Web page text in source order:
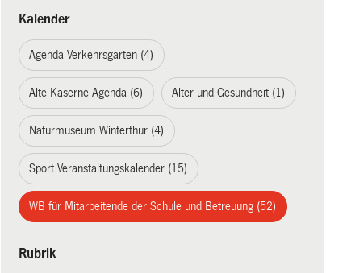
Kalender
Agenda Verkehrsgarten (4)
Alte Kaserne Agenda (6) Alter und Gesundheit (1)
Naturmuseum Winterthur (4)
Sport Veranstaltungskalender (15)
WB für Mitarbeitende der Schule und Betreuung (52)
Rubrik